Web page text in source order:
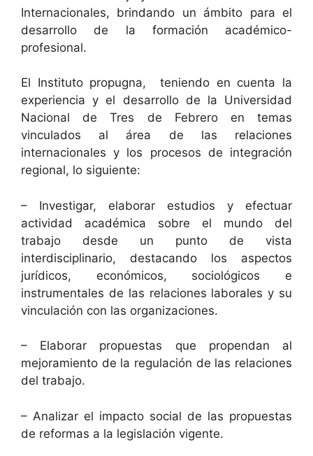
Internacionales, brindando un ámbito para el
desarrollo de la formación académico-
profesional.
El Instituto propugna, teniendo en cuenta la
experiencia y el desarrollo de la Universidad
Nacional de Tres de Febrero en temas
vinculados al área de las relaciones
internacionales y los procesos de integración
regional, lo siguiente:
– Investigar, elaborar estudios y efectuar
actividad académica sobre el mundo del
trabajo desde un punto de vista
interdisciplinario, destacando los aspectos
jurídicos, económicos, sociológicos e
instrumentales de las relaciones laborales y su
vinculación con las organizaciones.
– Elaborar propuestas que propendan al
mejoramiento de la regulación de las relaciones
del trabajo.
– Analizar el impacto social de las propuestas
de reformas a la legislación vigente.